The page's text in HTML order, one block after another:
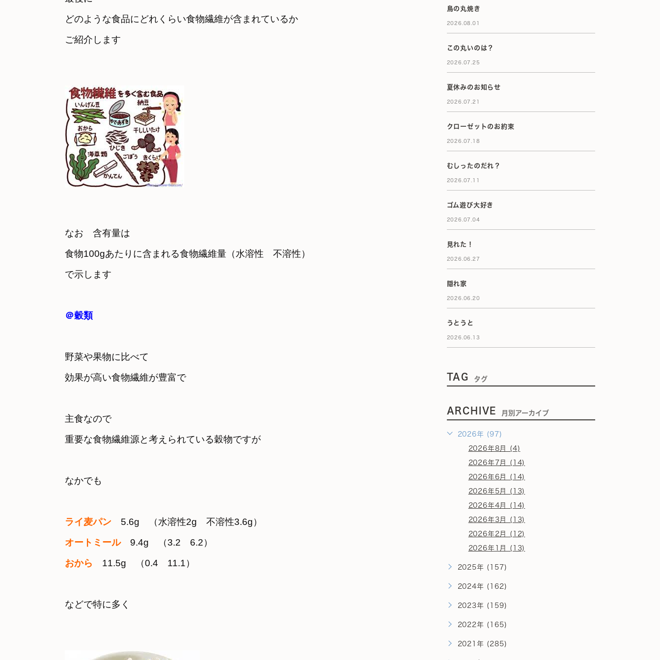
どのような食品にどれくらい食物繊維が含まれているか
ご紹介します
なお　含有量は
食物100gあたりに含まれる食物繊維量（水溶性　不溶性）
で示します
＠穀類
野菜や果物に比べて
効果が高い食物繊維が豊富で
主食なので
重要な食物繊維源と考えられている穀物ですが
なかでも
ライ麦パン 5.6g　（水溶性2g　不溶性3.6g）
オートミール 9.4g　（3.2　6.2）
おから 11.5g　（0.4　11.1）
などで特に多く
鳥の丸焼き
2026.08.01
この丸いのは？
2026.07.25
夏休みのお知らせ
2026.07.21
クローゼットのお約束
2026.07.18
むしったのだれ？
2026.07.11
ゴム遊び大好き
2026.07.04
見れた！
2026.06.27
隠れ家
2026.06.20
うとうと
2026.06.13
TAG タグ
ARCHIVE 月別アーカイブ
2026年 (97)
2026年8月 (4)
2026年7月 (14)
2026年6月 (14)
2026年5月 (13)
2026年4月 (14)
2026年3月 (13)
2026年2月 (12)
2026年1月 (13)
2025年 (157)
2024年 (162)
2023年 (159)
2022年 (165)
2021年 (285)